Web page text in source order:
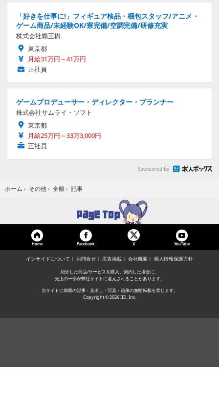
「好きを仕事に!」フィギュア検品・梱包スタッフ/アニメ・
ゲーム商品/未経験OK/寮完備/空調完備/研修充実
株式会社覇王樹
東京都
月給31万円～41万円
正社員
ゲームプロデューサー・ディレクター・プランナー
株式会社サムライ・ソフト
東京都
月給25万円～33万3,000円
正社員
Sponsored by
ホーム › その他 › 全般 › 記事
Home Facebook X YouTube
インサイドについて お問合せ 広告掲載 会社概要 個人情報保護方針
紹介した商品/サービスを購入、契約した場合に、
売上の一部が弊社サイトに還元されることがあります。
当サイトに掲載の記事・見出し・写真・画像の無断転載を禁じます。
Copyright © 2026 IID, Inc.